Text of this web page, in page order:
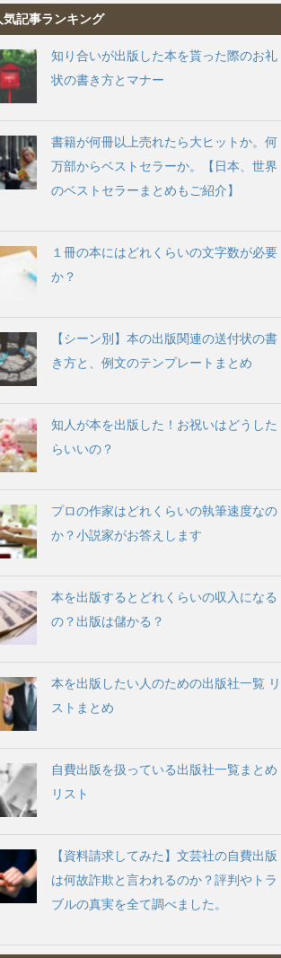
気記事ランキング
知り合いが出版した本を貰った際のお礼
状の書き方とマナー
書籍が何冊以上売れたら大ヒットか。何
万部からベストセラーか。【日本、世界
のベストセラーまとめもご紹介】
１冊の本にはどれくらいの文字数が必要
か？
【シーン別】本の出版関連の送付状の書
き方と、例文のテンプレートまとめ
知人が本を出版した！お祝いはどうした
らいいの？
プロの作家はどれくらいの執筆速度なの
か？小説家がお答えします
本を出版するとどれくらいの収入になる
の？出版は儲かる？
本を出版したい人のための出版社一覧 リ
ストまとめ
自費出版を扱っている出版社一覧まとめ
リスト
【資料請求してみた】文芸社の自費出版
は何故詐欺と言われるのか？評判やトラ
ブルの真実を全て調べました。